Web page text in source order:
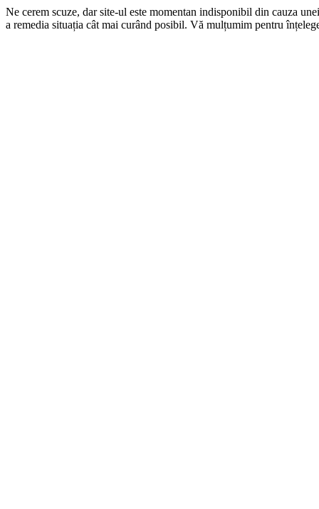
Ne cerem scuze, dar site-ul este momentan indisponibil din cauza
a remedia situația cât mai curând posibil. Vă mulțumim pentru